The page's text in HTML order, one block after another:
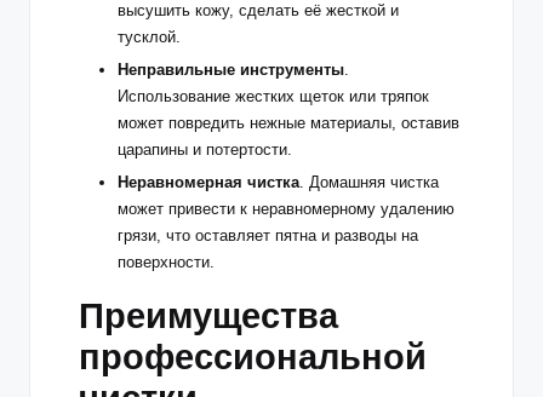
высушить кожу, сделать её жесткой и
тусклой.
Неправильные инструменты.
Использование жестких щеток или тряпок
может повредить нежные материалы, оставив
царапины и потертости.
Неравномерная чистка. Домашняя чистка
может привести к неравномерному удалению
грязи, что оставляет пятна и разводы на
поверхности.
Преимущества
профессиональной